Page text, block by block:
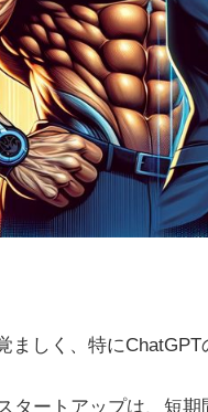
ましく、特に
タートアップは、短